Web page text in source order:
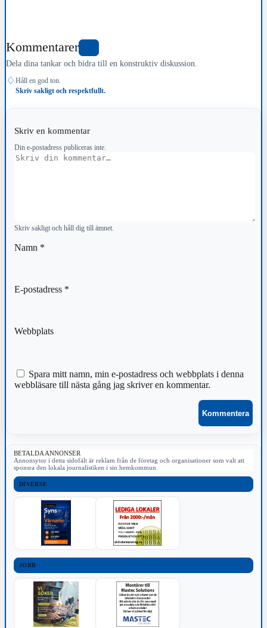
Kommentarer
Dela dina tankar och bidra till en konstruktiv diskussion.
♢ Håll en god ton.
Skriv sakligt och respektfullt.
Skriv en kommentar
Din e-postadress publiceras inte.
Kommentar
Skriv sakligt och håll dig till ämnet.
Namn *
E-postadress *
Webbplats
Spara mitt namn, min e-postadress och webbplats i denna
webbläsare till nästa gång jag skriver en kommentar.
BETALDA ANNONSER
Annonsytor i detta sidofält är reklam från de företag och organisationer som valt att
sponsra den lokala journalistiken i sin hemkommun.
DIVERSE
JOBB